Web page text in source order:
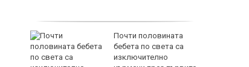
Почти половината
бебета по света са
изключително